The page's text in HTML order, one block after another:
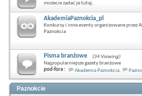
możecie zadać je tutaj.
AkademiaPaznokcia_pl
Konkursy i inne eventy organizowane przez
Paznokcia
Pisma branżowe
(34 Viewing)
Najpopularniejsze gazety branżowe
pod-fora :
Akademia Paznokcia,
Paznokcie